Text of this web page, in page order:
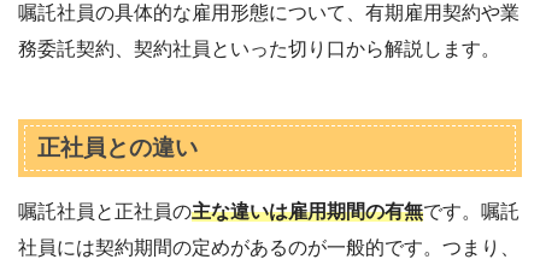
嘱託社員の具体的な雇用形態について、有期雇用契約や業
務委託契約、契約社員といった切り口から解説します。
正社員との違い
嘱託社員と正社員の主な違いは雇用期間の有無です。嘱託
社員には契約期間の定めがあるのが一般的です。つまり、